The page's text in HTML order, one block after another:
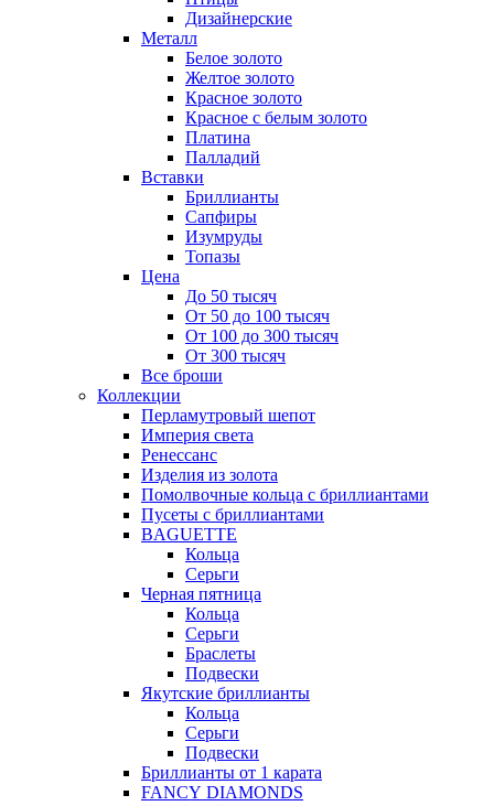
Дизайнерские
Металл
Белое золото
Желтое золото
Красное золото
Красное с белым золото
Платина
Палладий
Вставки
Бриллианты
Сапфиры
Изумруды
Топазы
Цена
До 50 тысяч
От 50 до 100 тысяч
От 100 до 300 тысяч
От 300 тысяч
Все броши
Коллекции
Перламутровый шепот
Империя света
Ренессанс
Изделия из золота
Помолвочные кольца с бриллиантами
Пусеты с бриллиантами
BAGUETTE
Кольца
Серьги
Черная пятница
Кольца
Серьги
Браслеты
Подвески
Якутские бриллианты
Кольца
Серьги
Подвески
Бриллианты от 1 карата
FANCY DIAMONDS